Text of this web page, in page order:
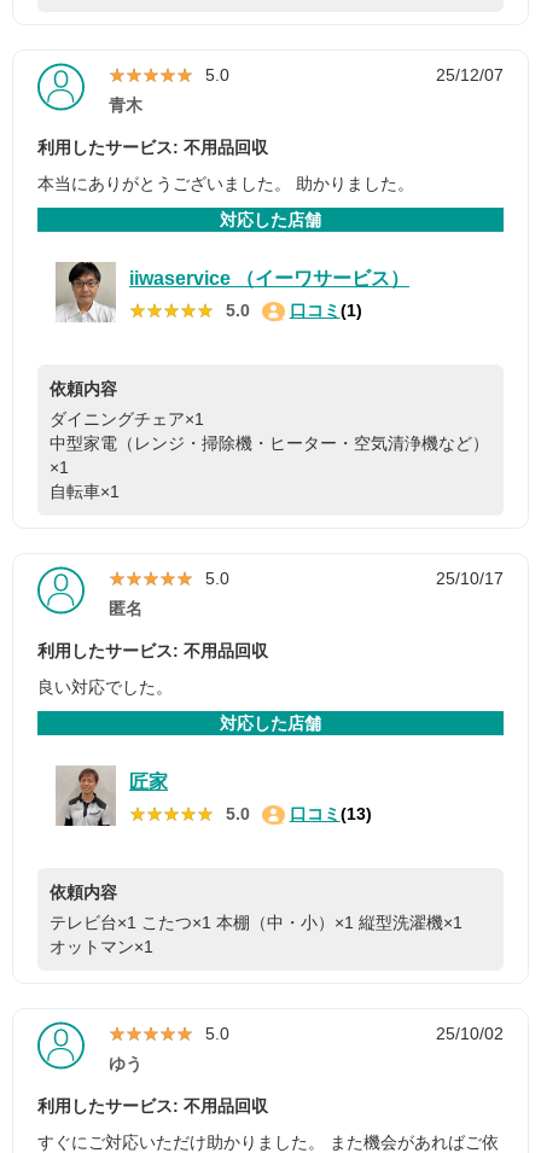
★★★★★
★★★★★ 5.0
25/12/07
青木
利用したサービス: 不用品回収
本当にありがとうございました。 助かりました。
対応した店舗
iiwaservice （イーワサービス）
★★★★★
★★★★★ 5.0 口コミ (1)
依頼内容
ダイニングチェア×1
中型家電（レンジ・掃除機・ヒーター・空気清浄機など）
×1
自転車×1
★★★★★
★★★★★ 5.0
25/10/17
匿名
利用したサービス: 不用品回収
良い対応でした。
対応した店舗
匠家
★★★★★
★★★★★ 5.0 口コミ (13)
依頼内容
テレビ台×1 こたつ×1 本棚（中・小）×1 縦型洗濯機×1
オットマン×1
★★★★★
★★★★★ 5.0
25/10/02
ゆう
利用したサービス: 不用品回収
すぐにご対応いただけ助かりました。 また機会があればご依